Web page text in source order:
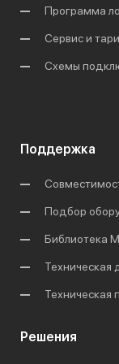
Программа
Сервис и
Схемы
Поддержка
Подбор
Библиотека
Техническая
Решения